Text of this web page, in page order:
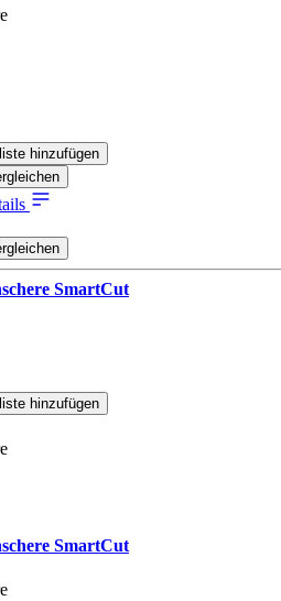
hinzufügen
SmartCut
hinzufügen
SmartCut